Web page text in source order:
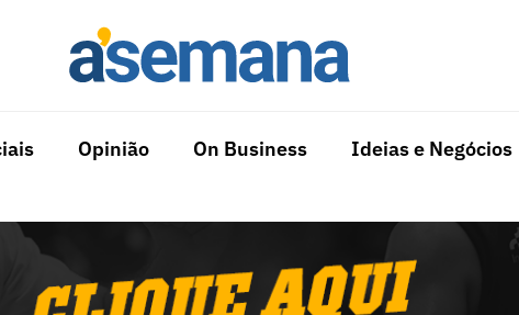
Opinião On Business Ideias e Negócios